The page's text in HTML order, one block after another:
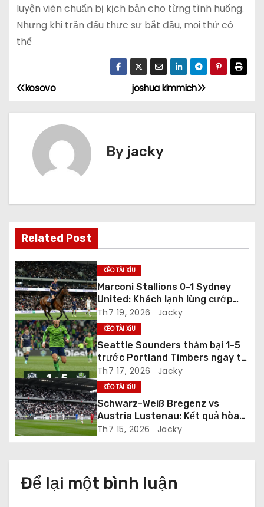
luyện viên chuẩn bị kịch bản cho từng tình huống.
Nhưng khi trận đấu thực sự bắt đầu, mọi thứ có
thể
Đ
i
ớ
n
g
b
à
i
v
i
ế
joshua kimmich
kosovo
By jacky
Related Post
KÈO TÀI XỈU
Marconi Stallions 0-1 Sydney
United: Khách lạnh lùng cướp
điểm tại Marconi Stadium
Th7 19, 2026 Jacky
KÈO TÀI XỈU
Seattle Sounders thảm bại 1-5
trước Portland Timbers ngay tại
Lumen Field
Th7 17, 2026 Jacky
KÈO TÀI XỈU
Schwarz-Weiß Bregenz vs
Austria Lustenau: Kết quả hòa
1-1 trong trận giao hữu
Th7 15, 2026 Jacky
Để lại một bình luận